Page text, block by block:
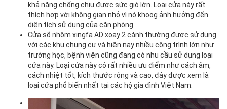
khả năng chống chịu được sức gió lớn. Loại cửa này rất
thích hợp với không gian nhỏ vì nó khoog ảnh hưởng đến
diện tích sử dụng của căn phòng.
Cửa sổ nhôm xingfa AD xoay 2 cánh thường được sử dụng
với các khu chung cư và hiện nay nhiều công trình lớn như
trường học, bệnh viện cũng đang có nhu cầu sử dụng loại
cửa này. Loại cửa này có rất nhiều ưu điểm như cách âm,
cách nhiệt tốt, kích thước rộng và cao, đây được xem là
loại cửa phổ biến nhất tại các hộ gia đình Việt Nam.